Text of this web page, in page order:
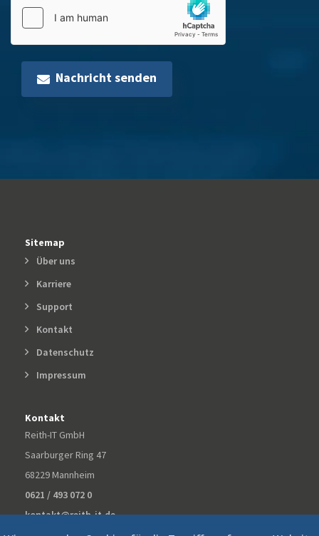
Nachricht senden
Sitemap
Über uns
Karriere
Support
Kontakt
Datenschutz
Impressum
Kontakt
Reith-IT GmbH
Saarburger Ring 47
68229 Mannheim
0621 / 493 072 0
kontakt@reith-it.de